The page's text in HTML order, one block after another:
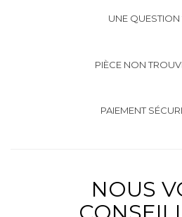
UNE QUESTION
PIÈCE NON
PAIEMENT
NOUS